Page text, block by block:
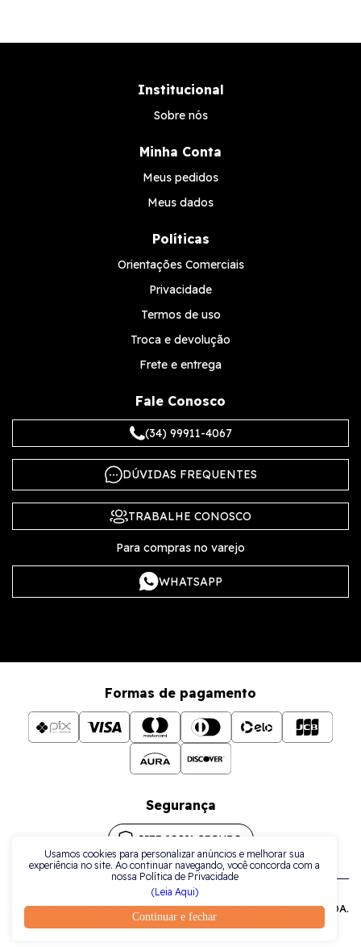
Continuar e fechar
Usamos cookies para personalizar anúncios e melhorar sua
experiência no site. Ao continuar navegando, você concorda com a
nossa Política de Privacidade
(Leia Aqui)
Institucional
Sobre nós
Minha Conta
Meus pedidos
Meus dados
Políticas
Orientações Comerciais
Privacidade
Termos de uso
Troca e devolução
Frete e entrega
Fale Conosco
(34) 99911-4067
DÚVIDAS FREQUENTES
TRABALHE CONOSCO
Para compras no varejo
WHATSAPP
Formas de pagamento
Segurança
Todos os direitos reservados a La Plata Comércio de Joias LTDA.
| CNPJ: 38.079.925/0001-42